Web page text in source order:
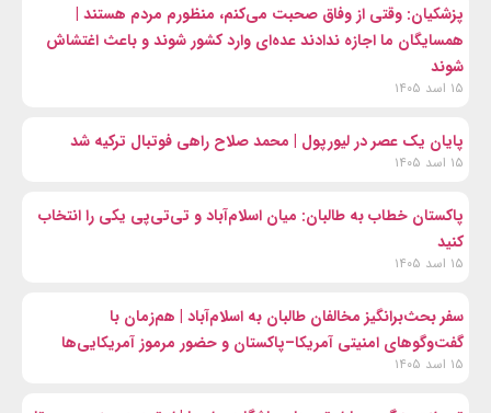
پزشکیان: وقتی از وفاق صحبت می‌کنم، منظورم مردم هستند |
همسایگان ما اجازه ندادند عده‌ای وارد کشور شوند و باعث اغتشاش
شوند
۱۵ اسد ۱۴۰۵
پایان یک عصر در لیورپول | محمد صلاح راهی فوتبال ترکیه شد
۱۵ اسد ۱۴۰۵
پاکستان خطاب به طالبان: میان اسلام‌آباد و تی‌تی‌پی یکی را انتخاب
کنید
۱۵ اسد ۱۴۰۵
سفر بحث‌برانگیز مخالفان طالبان به اسلام‌آباد | هم‌زمان با
گفت‌وگوهای امنیتی آمریکا–پاکستان و حضور مرموز آمریکایی‌ها
۱۵ اسد ۱۴۰۵